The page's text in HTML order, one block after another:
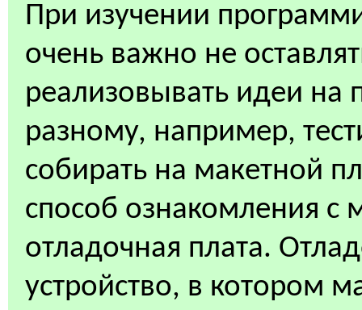
При изучении
очень важно не
реализовывать идеи на
разному, например,
собирать на макетной
способ ознакомления с
отладочная плата.
устройство, в котором